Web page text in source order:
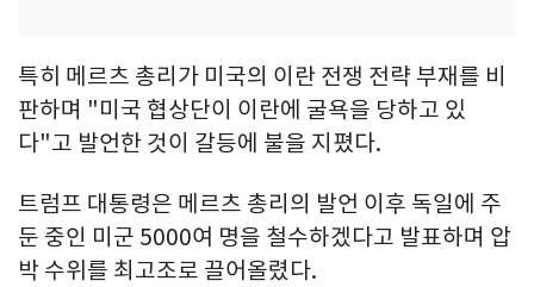
특히 메르츠 총리가 미국의 이란 전쟁 전략 부재를 비
판하며 "미국 협상단이 이란에 굴욕을 당하고 있
다"고 발언한 것이 갈등에 불을 지폈다.
트럼프 대통령은 메르츠 총리의 발언 이후 독일에 주
둔 중인 미군 5000여 명을 철수하겠다고 발표하며 압
박 수위를 최고조로 끌어올렸다.